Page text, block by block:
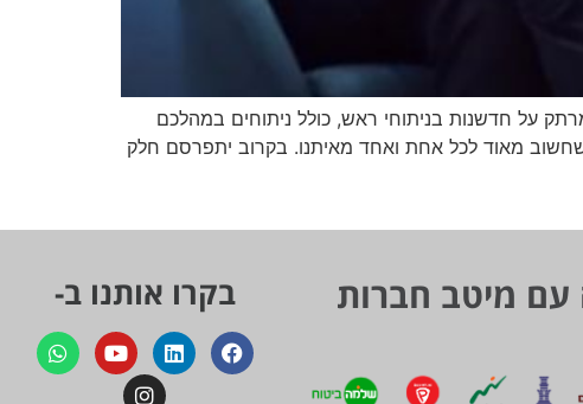
מרתק על חדשנות בניתוחי ראש, כולל ניתוחים במהלכם
שחשוב מאוד לכל אחת ואחד מאיתנו. בקרוב יתפרסם חלק
עם מיטב חברות בקרו אותנו ב-